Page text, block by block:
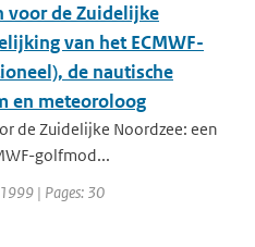
voor de Zuidelijke
van het ECMWF-
de nautische
en meteoroloog
de Zuidelijke Noordzee: een
golfmod...
| Pages: 30